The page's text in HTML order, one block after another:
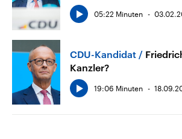
05:22 Minuten
CDU-Kandidat
Kanzler?
19:06 Minuten